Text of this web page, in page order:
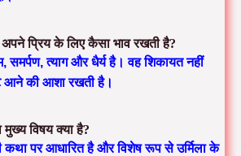
अपने प्रिय के लिए कैसा भाव रखती है?
समर्पण, त्याग और धैर्य है। वह शिकायत नहीं
आने की आशा रखती है।
मुख्य विषय क्या है?
कथा पर आधारित है और विशेष रूप से उर्मिला के